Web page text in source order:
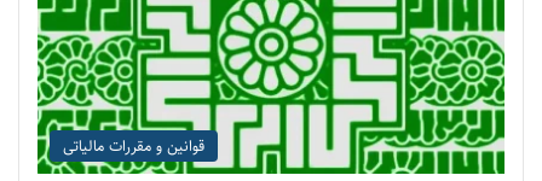
قوانین و مقررات مالیاتی